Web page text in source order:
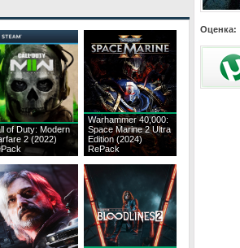
of Duty: Modern
2 (2022)
Warhammer 40,000:
Space Marine 2 Ultra
Edition (2024)
RePack
Оценка: